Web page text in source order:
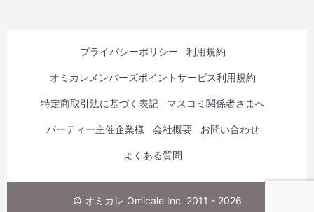
プライバシーポリシー 利用規約
オミカレメンバーズポイントサービス利用規約
特定商取引法に基づく表記 マスコミ関係者さまへ
パーティー主催企業様 会社概要 お問い合わせ
よくある質問
© オミカレ Omicale Inc. 2011 - 2026